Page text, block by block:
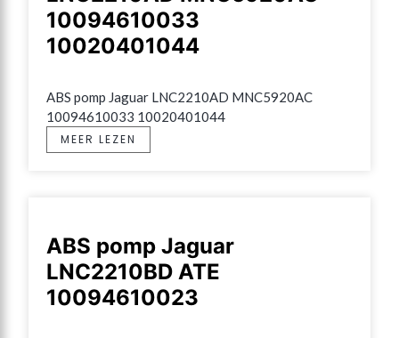
10094610033
10020401044
ABS pomp Jaguar LNC2210AD MNC5920AC
10094610033 10020401044
MEER LEZEN
ABS pomp Jaguar
LNC2210BD ATE
10094610023